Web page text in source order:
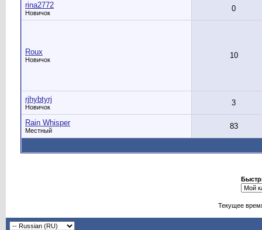
rina2772
Новичок 0
Roux
Новичок 10
rjhybtyrj
Новичок 3
Rain Whisper
Местный 83
Текущее